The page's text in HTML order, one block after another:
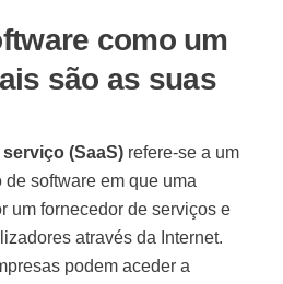
como um
são as suas
(SaaS) refere-se a um
software em que uma
um fornecedor de serviços e
através da Internet.
podem aceder a